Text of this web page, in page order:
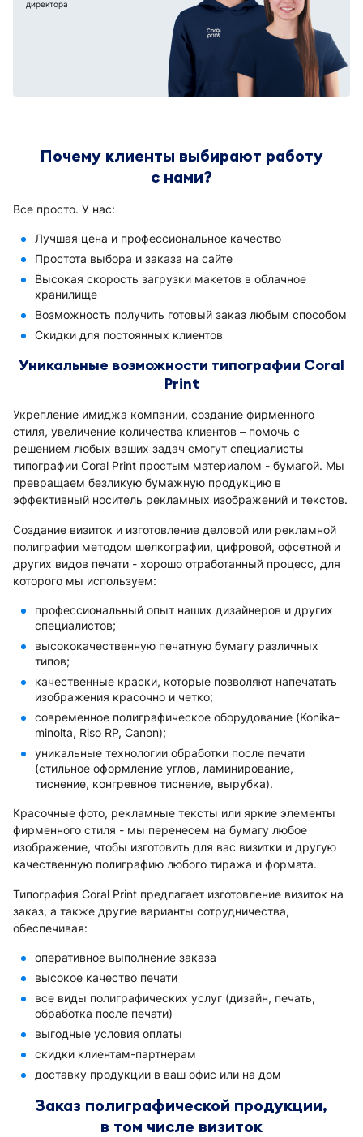
директора
Почему клиенты выбирают работу
с нами?
Все просто. У нас:
Лучшая цена и профессиональное качество
Простота выбора и заказа на сайте
Высокая скорость загрузки макетов в облачное
хранилище
Возможность получить готовый заказ любым способом
Скидки для постоянных клиентов
Уникальные возможности типографии Coral
Print
Укрепление имиджа компании, создание фирменного
стиля, увеличение количества клиентов – помочь с
решением любых ваших задач смогут специалисты
типографии Coral Print простым материалом - бумагой. Мы
превращаем безликую бумажную продукцию в
эффективный носитель рекламных изображений и текстов.
Создание визиток и изготовление деловой или рекламной
полиграфии методом шелкографии, цифровой, офсетной и
других видов печати - хорошо отработанный процесс, для
которого мы используем:
профессиональный опыт наших дизайнеров и других
специалистов;
высококачественную печатную бумагу различных
типов;
качественные краски, которые позволяют напечатать
изображения красочно и четко;
современное полиграфическое оборудование (Konika-
minolta, Riso RP, Canon);
уникальные технологии обработки после печати
(стильное оформление углов, ламинирование,
тиснение, конгревное тиснение, вырубка).
Красочные фото, рекламные тексты или яркие элементы
фирменного стиля - мы перенесем на бумагу любое
изображение, чтобы изготовить для вас визитки и другую
качественную полиграфию любого тиража и формата.
Типография Coral Print предлагает изготовление визиток на
заказ, а также другие варианты сотрудничества,
обеспечивая:
оперативное выполнение заказа
высокое качество печати
все виды полиграфических услуг (дизайн, печать,
обработка после печати)
выгодные условия оплаты
скидки клиентам-партнерам
доставку продукции в ваш офис или на дом
Заказ полиграфической продукции,
в том числе визиток